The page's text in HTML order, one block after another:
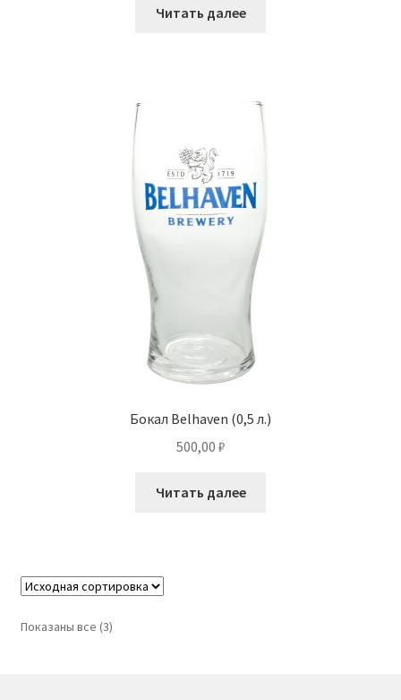
Читать далее
Бокал Belhaven (0,5 л.)
500,00 ₽
Читать далее
Показаны все (3)